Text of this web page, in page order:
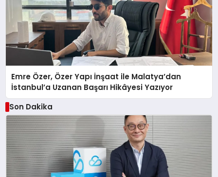
Emre Özer, Özer Yapı İnşaat ile Malatya’dan
İstanbul’a Uzanan Başarı Hikâyesi Yazıyor
Son Dakika